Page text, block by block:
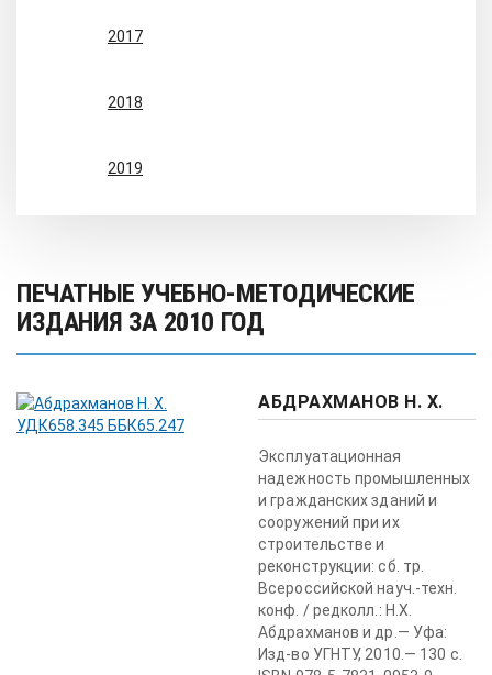
2017
2018
2019
ПЕЧАТНЫЕ УЧЕБНО-МЕТОДИЧЕСКИЕ
ИЗДАНИЯ ЗА 2010 ГОД
АБДРАХМАНОВ H. X.
Эксплуатационная
надежность промышленных
и гражданских зданий и
сооружений при их
строительстве и
реконструкции: сб. тр.
Всероссийской науч.-техн.
конф. / редколл.: Н.Х.
Абдрахманов и др.— Уфа:
Изд-во УГНТУ, 2010.— 130 с.